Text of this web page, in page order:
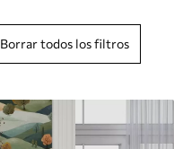
Borrar todos los filtros